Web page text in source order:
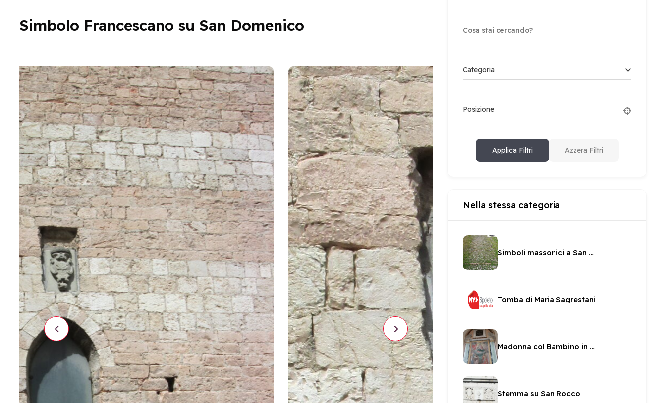
Simbolo Francescano su San Domenico
Categoria
Posizione
Applica Filtri Azzera Filtri
Nella stessa categoria
Simboli massonici a San Ponziano
Tomba di Maria Sagrestani
Madonna col Bambino in gloria tra Santi in San Pietro
Stemma su San Rocco